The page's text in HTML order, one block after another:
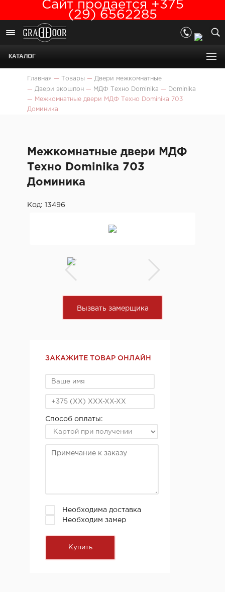
Сайт продается +375
(29) 6562285
КАТАЛОГ
Главная — Товары — Двери межкомнатные
— Двери экошпон — МДФ Техно Dominika —
Dominika
—
Межкомнатные двери МДФ Техно Dominika 703
Доминика
Межкомнатные двери МДФ
Техно Dominika 703
Доминика
Код: 13496
Вызвать замерщика
ЗАКАЖИТЕ ТОВАР ОНЛАЙН
Способ оплаты:
Необходима доставка
Необходим замер